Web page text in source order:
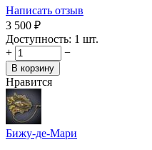
Написать отзыв
3 500 ₽
Доступность: 1 шт.
+
−
В корзину
Нравится
Бижу-де-Мари